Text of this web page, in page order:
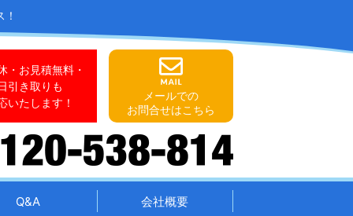
・お見積無料・
引き取りも
いたします！
メールでの
お問合せはこちら
Q&A 会社概要